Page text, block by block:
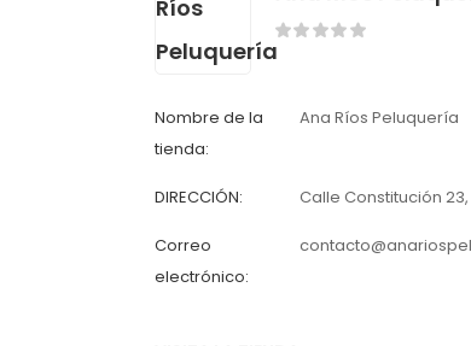
Nombre de la
tienda:
Ana Ríos Peluquería
DIRECCIÓN: Calle Constitución
Correo
electrónico: